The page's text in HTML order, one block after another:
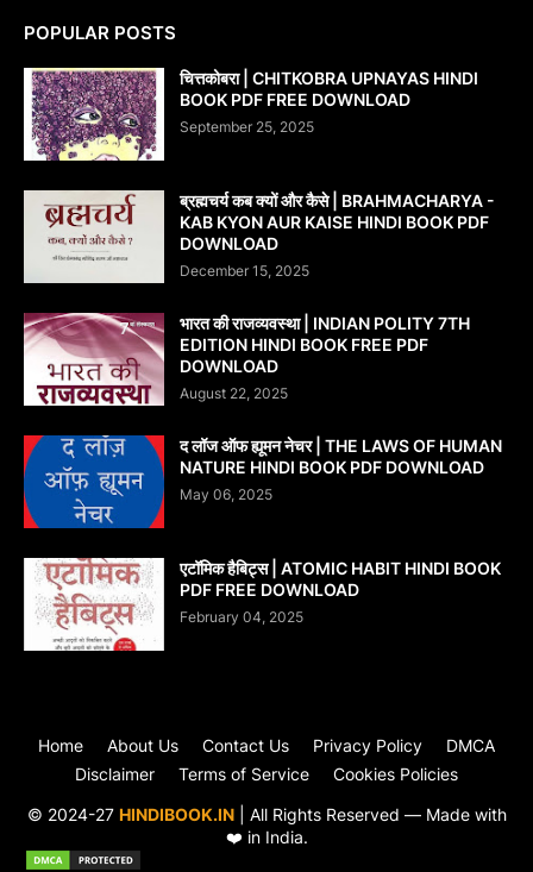
POPULAR POSTS
चित्तकोबरा | CHITKOBRA UPNAYAS HINDI
BOOK PDF FREE DOWNLOAD
September 25, 2025
ब्रह्मचर्य कब क्यों और कैसे | BRAHMACHARYA -
KAB KYON AUR KAISE HINDI BOOK PDF
DOWNLOAD
December 15, 2025
भारत की राजव्यवस्था | INDIAN POLITY 7TH
EDITION HINDI BOOK FREE PDF
DOWNLOAD
August 22, 2025
द लॉज ऑफ ह्यूमन नेचर | THE LAWS OF HUMAN
NATURE HINDI BOOK PDF DOWNLOAD
May 06, 2025
एटॉमिक हैबिट्स | ATOMIC HABIT HINDI BOOK
PDF FREE DOWNLOAD
February 04, 2025
© 2024-27 HINDIBOOK.IN| All Rights Reserved — Made with
❤️ in India.
Home About Us Contact Us Privacy Policy
DMCA
Disclaimer
Terms of Service Cookies Policies